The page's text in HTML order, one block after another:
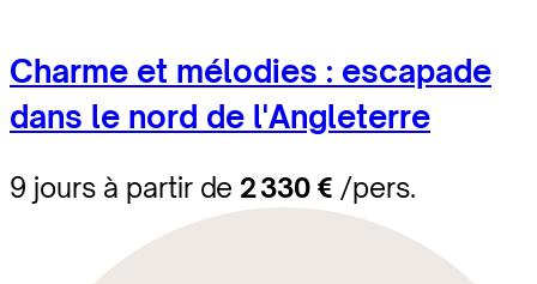
Charme et mélodies : escapade
dans le nord de l'Angleterre
9 jours à partir de 2 330 € /pers.